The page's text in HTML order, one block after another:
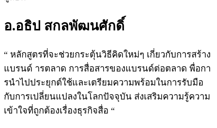
อ.อธิป สกลพัฒนศักดิ์
“ หลักสูตรที่จะช่วยกระตุ้นวิธีคิดใหม่ๆ เกี่ยวกับการสร้าง
แบรนด์ ารตลาด การสื่อสารของแบรนด์ต่อตลาด พื่อกา
รนำไปประยุกต์ใช้และเตรียมความพร้อมในการรับมือ
กับการเปลี่ยนแปลงในโลกปัจจุบัน ส่งเสริมความรู้ความ
เข้าใจที่ถูกต้องเรื่องธุรกิจสื่อ “